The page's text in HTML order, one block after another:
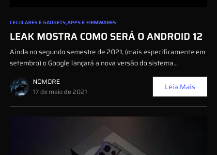
0
CELULARES E GADGETS APPS E FIRMWARES
LEAK MOSTRA COMO SERÁ O ANDROID 12
Ainda no segundo semestre de 2021, (mais especificamente em
setembro) o Google lançará a nova versão do sistema…
NOMORE
17 de maio de 2021
Leia Mais